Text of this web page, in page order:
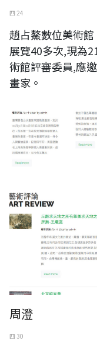
四 24
趙占鰲數位美術
展覽40多次,現為
術館評審委員,應
畫家。
周澄
四 30